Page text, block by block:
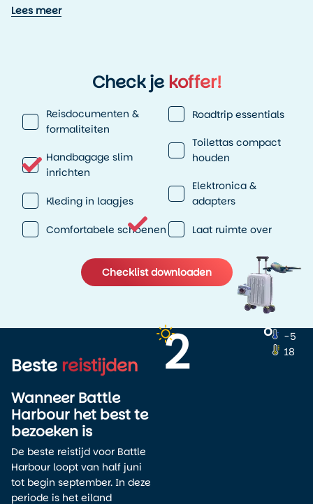
zijn essentieel, ook in de zomer.
maximumtemperatuur rond de 8 graden. Het klimaat wordt
voor frisse zomers en lange winters.
Lees meer
Check jekoffer!
Reisdocumenten &
formaliteiten
Handbagage slim
inrichten
Kleding in laagjes
Comfortabele schoenen
Roadtrip essentials
Toilettas compact
houden
Elektronica &
adapters
Laat ruimte over
Checklist downloaden
Bestereistijden
Wanneer Battle
Harbour het best te
bezoeken is
De beste reistijd voor Battle
Harbour loopt van half juni
tot begin september. In deze
periode is het eiland
2 o
−5
18